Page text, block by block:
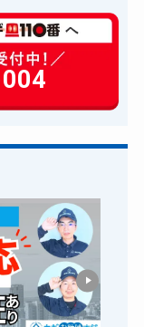
11,000円～(税込)
6,600円～(税込)
14,300円～(税込)
8,800円～(税込)
10,780円～(税込)
11,000円～(税込)